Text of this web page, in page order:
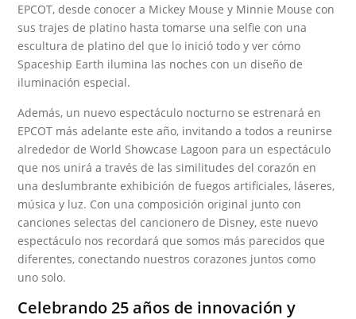
EPCOT, desde conocer a Mickey Mouse y Minnie Mouse con
sus trajes de platino hasta tomarse una selfie con una
escultura de platino del que lo inició todo y ver cómo
Spaceship Earth ilumina las noches con un diseño de
iluminación especial.
Además, un nuevo espectáculo nocturno se estrenará en
EPCOT más adelante este año, invitando a todos a reunirse
alrededor de World Showcase Lagoon para un espectáculo
que nos unirá a través de las similitudes del corazón en
una deslumbrante exhibición de fuegos artificiales, láseres,
música y luz. Con una composición original junto con
canciones selectas del cancionero de Disney, este nuevo
espectáculo nos recordará que somos más parecidos que
diferentes, conectando nuestros corazones juntos como
uno solo.
Celebrando 25 años de innovación y